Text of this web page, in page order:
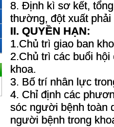
8. Định kì sơ kết,
thường, đột xuất phải
II. QUYỀN HẠN:
1.Chủ trì giao ban
2.Chủ trì các buổi
khoa.
3. Bố trí nhân lực
4. Chỉ định các
sóc người bệnh toàn
người bệnh trong